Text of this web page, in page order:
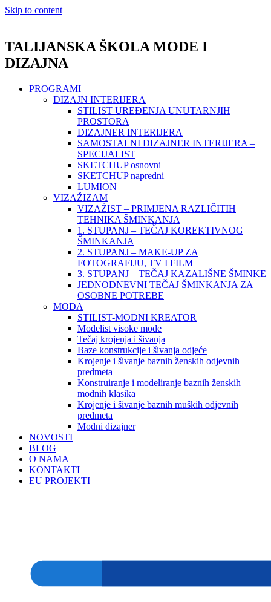
Skip to content
TALIJANSKA ŠKOLA MODE I
DIZAJNA
PROGRAMI
DIZAJN INTERIJERA
STILIST UREĐENJA UNUTARNJIH
PROSTORA
DIZAJNER INTERIJERA
SAMOSTALNI DIZAJNER INTERIJERA –
SPECIJALIST
SKETCHUP osnovni
SKETCHUP napredni
LUMION
VIZAŽIZAM
VIZAŽIST – PRIMJENA RAZLIČITIH
TEHNIKA ŠMINKANJA
1. STUPANJ – TEČAJ KOREKTIVNOG
ŠMINKANJA
2. STUPANJ – MAKE-UP ZA
FOTOGRAFIJU, TV I FILM
3. STUPANJ – TEČAJ KAZALIŠNE ŠMINKE
JEDNODNEVNI TEČAJ ŠMINKANJA ZA
OSOBNE POTREBE
MODA
STILIST-MODNI KREATOR
Modelist visoke mode
Tečaj krojenja i šivanja
Baze konstrukcije i šivanja odjeće
Krojenje i šivanje baznih ženskih odjevnih
predmeta
Konstruiranje i modeliranje baznih ženskih
modnih klasika
Krojenje i šivanje baznih muških odjevnih
predmeta
Modni dizajner
NOVOSTI
BLOG
O NAMA
KONTAKTI
EU PROJEKTI